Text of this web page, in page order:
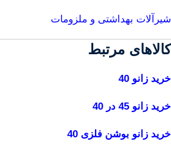
شیرآلات بهداشتی و ملزومات
کالاهای مرتبط
خرید زانو 40
خرید زانو 45 در 40
خرید زانو بوشن فلزی 40